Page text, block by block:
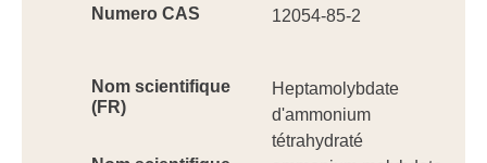
Numero CAS 12054-85-2
Nom scientifique
(FR)
Heptamolybdate
d'ammonium
tétrahydraté